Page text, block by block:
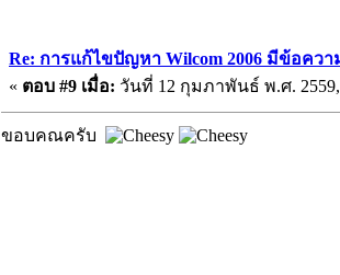
Re: การแก้ไขปัญหา Wilcom 2006 มีข้อควา
« ตอบ #9 เมื่อ: วันที่ 12 กุมภาพันธ์ พ.ศ. 2559,
ขอบคณครับ